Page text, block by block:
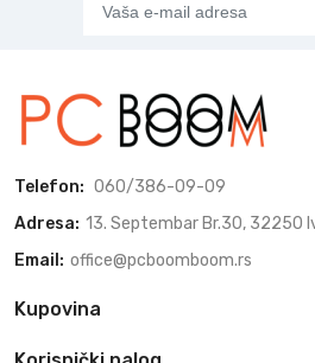
Telefon: 060/386-09-09
Adresa: 13. Septembar Br.30, 32250
Email: office@pcboomboom.rs
Kupovina